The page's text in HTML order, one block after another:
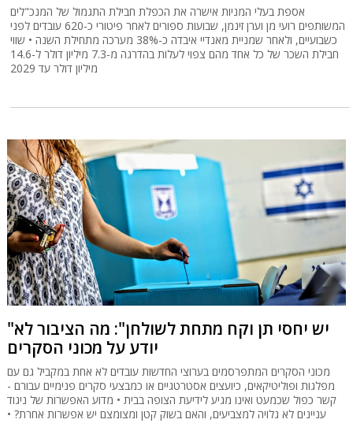
אספת בעלי המניות אישרה את הכפלת חבילת התגמול של המנכ"לים
המשותפים רועי מן וערן זינמן, שבועות ספורים לאחר פיטורי כ-620 עובדים לפני
כשבועיים, ולאחר שמניית מאנדיי איבדה כ-38% מערכה מתחילת השנה • שווי
חבילת השכר של כל אחד מהם צפוי לעלות בהדרגה מ-7.3 מיליון דולר ל-14.6
מיליון דולר עד 2029
"יש יחסי תן וקח מתחת לשולחן": מה הציבור לא
יודע על מכוני הסקרים
מכוני הסקרים המתפרסמים בערוצי החדשות עובדים לא אחת במקביל גם עם
מפלגות ופוליטיקאים, כיועצים אסטרטגיים או כמבצעי סקרים פנימיים עבורם -
קשר כפול שכמעט ואינו מגיע לידיעת הצופה בבית • מדוע האפשרות של ניגוד
עניינים לא גלויה למצביעים, והאם בשוק קטן ומצומצם יש אפשרות אחרת? •